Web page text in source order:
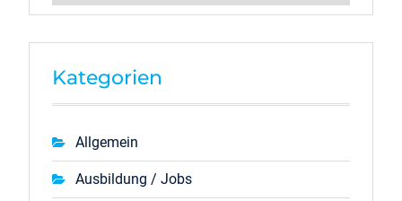
Kategorien
Allgemein
Ausbildung / Jobs